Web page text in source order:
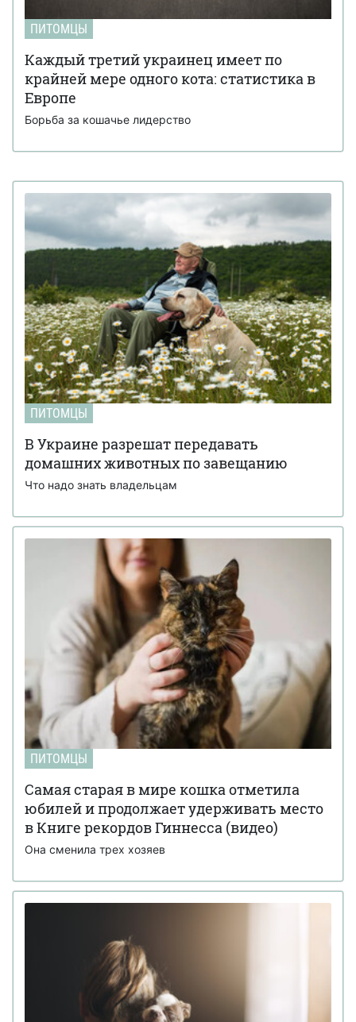
ПИТОМЦЫ
Каждый третий украинец имеет по
крайней мере одного кота: статистика в
Европе
Борьба за кошачье лидерство
ПИТОМЦЫ
В Украине разрешат передавать
домашних животных по завещанию
Что надо знать владельцам
ПИТОМЦЫ
Самая старая в мире кошка отметила
юбилей и продолжает удерживать место
в Книге рекордов Гиннесса (видео)
Она сменила трех хозяев